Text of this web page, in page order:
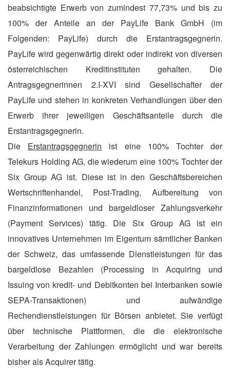
beabsichtigte Erwerb von zumindest 77,73% und bis zu
100% der Anteile an der PayLife Bank GmbH (im
Folgenden: PayLife) durch die Erstantragsgegnerin.
PayLife wird gegenwärtig direkt oder indirekt von diversen
österreichischen Kreditinstituten gehalten. Die
Antragsgegnerinnen 2.I-XVI sind Gesellschafter der
PayLife und stehen in konkreten Verhandlungen über den
Erwerb ihrer jeweiligen Geschäftsanteile durch die
Erstantragsgegnerin.
Die Erstantragsgegnerin ist eine 100% Tochter der
Telekurs Holding AG, die wiederum eine 100% Tochter der
Six Group AG ist. Diese ist in den Geschäftsbereichen
Wertschriftenhandel, Post-Trading, Aufbereitung von
Finanzinformationen und bargeldloser Zahlungsverkehr
(Payment Services) tätig. Die Six Group AG ist ein
innovatives Unternehmen im Eigentum sämtlicher Banken
der Schweiz, das umfassende Dienstleistungen für das
bargeldlose Bezahlen (Processing in Acquiring und
Issuing von kredit- und Debitkonten bei Interbanken sowie
SEPA-Transaktionen) und aufwändige
Rechendienstleistungen für Börsen anbietet. Sie verfügt
über technische Plattformen, die die elektronische
Verarbeitung der Zahlungen ermöglicht und war bereits
bisher als Acquirer tätig.